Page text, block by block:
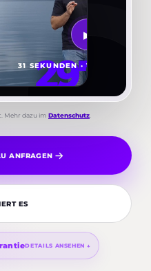
▶
31 SEKUNDEN · VIDEO
Mehr dazu im Datenschutz
ANFRAGEN
ES
DETAILS ANSEHEN ↓